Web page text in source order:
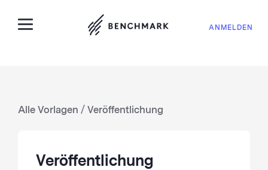
ANMELDEN
Alle Vorlagen / Veröffentlichung
Veröffentlichung